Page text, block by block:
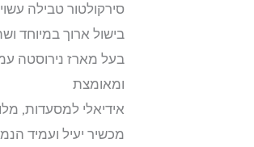
בישול ארוך במיוחד
בעל מארז נירוסטה
ומאומצת
אידיאלי למסעדות,
מכשיר יעיל ועמיד הנמכר כבר